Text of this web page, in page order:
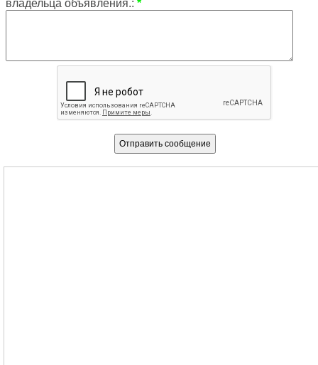
владельца объявления.: *